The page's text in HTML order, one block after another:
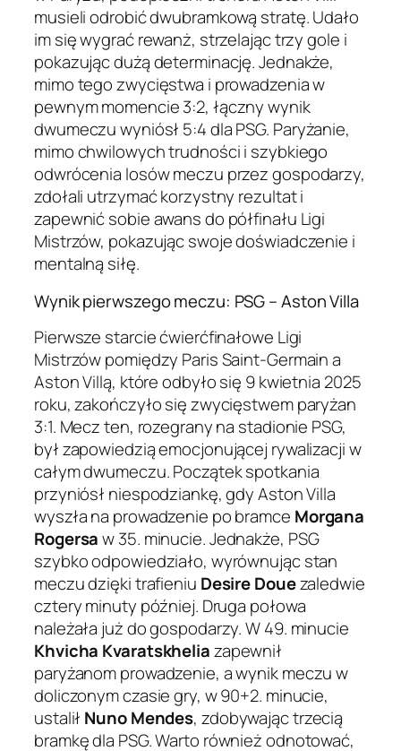
musieli odrobić dwubramkową stratę. Udało
im się wygrać rewanż, strzelając trzy gole i
pokazując dużą determinację. Jednakże,
mimo tego zwycięstwa i prowadzenia w
pewnym momencie 3:2, łączny wynik
dwumeczu wyniósł 5:4 dla PSG. Paryżanie,
mimo chwilowych trudności i szybkiego
odwrócenia losów meczu przez gospodarzy,
zdołali utrzymać korzystny rezultat i
zapewnić sobie awans do półfinału Ligi
Mistrzów, pokazując swoje doświadczenie i
mentalną siłę.
Wynik pierwszego meczu: PSG – Aston Villa
Pierwsze starcie ćwierćfinałowe Ligi
Mistrzów pomiędzy Paris Saint-Germain a
Aston Villą, które odbyło się 9 kwietnia 2025
roku, zakończyło się zwycięstwem paryżan
3:1. Mecz ten, rozegrany na stadionie PSG,
był zapowiedzią emocjonującej rywalizacji w
całym dwumeczu. Początek spotkania
przyniósł niespodziankę, gdy Aston Villa
wyszła na prowadzenie po bramce Morgana
Rogersaw 35. minucie. Jednakże, PSG
szybko odpowiedziało, wyrównując stan
meczu dzięki trafieniu Desire Douezaledwie
cztery minuty później. Druga połowa
należała już do gospodarzy. W 49. minucie
Khvicha Kvaratskheliazapewnił
paryżanom prowadzenie, a wynik meczu w
doliczonym czasie gry, w 90+2. minucie,
ustalił Nuno Mendes, zdobywając trzecią
bramkę dla PSG. Warto również odnotować,